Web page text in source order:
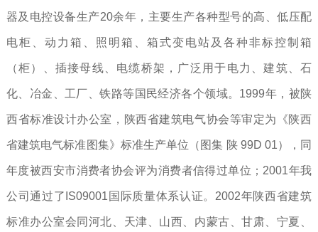
器及电控设备生产20余年，主要生产各种型号的高、低压配
电柜、动力箱、照明箱、箱式变电站及各种非标控制箱
（柜）、插接母线、电缆桥架，广泛用于电力、建筑、石
化、冶金、工厂、铁路等国民经济各个领域。1999年，被陕
西省标准设计办公室，陕西省建筑电气协会等审定为《陕西
省建筑电气标准图集》标准生产单位（图集 陕 99D 01），同
年度被西安市消费者协会评为消费者信得过单位；2001年我
公司通过了IS09001国际质量体系认证。2002年陕西省建筑
标准办公室会同河北、天津、山西、内蒙古、甘肃、宁夏、